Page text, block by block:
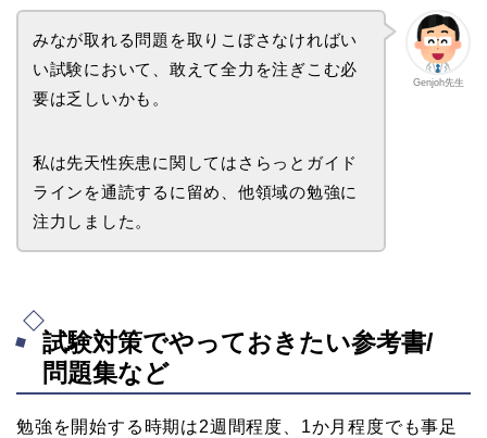
Genjoh先生
みなが取れる問題を取りこぼさなければい
い試験において、敢えて全力を注ぎこむ必
要は乏しいかも。
私は先天性疾患に関してはさらっとガイド
ラインを通読するに留め、他領域の勉強に
注力しました。
試験対策でやっておきたい参考書/
問題集など
勉強を開始する時期は2週間程度、1か月程度でも事足